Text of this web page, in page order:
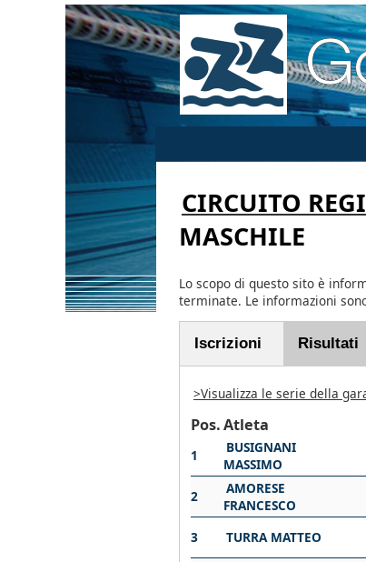
CIRCUITO
MASCHILE
Lo scopo di questo sito è
terminate. Le informazioni
Iscrizioni Risultati
>Visualizza le serie della
Pos.Atleta
1
BUSIGNANI
MASSIMO
2
AMORESE
FRANCESCO
3 TURRA MATTEO